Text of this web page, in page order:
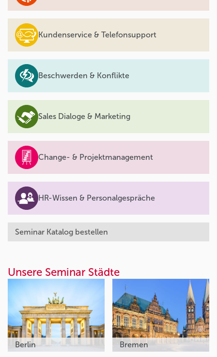
Kundenservice & Telefonsupport
Beschwerden & Konflikte
Sales Dialoge & Marketing
Change- & Projektmanagement
HR-Wissen & Personalgespräche
Seminar Katalog bestellen
Unsere Seminar Städte
Berlin Bremen